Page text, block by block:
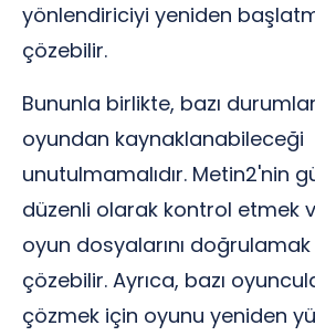
yönlendiriciyi yeniden
çözebilir.
Bununla birlikte, bazı
oyundan kaynaklanabileceği
unutulmamalıdır. Metin2'nin
düzenli olarak kontrol etmek
oyun dosyalarını
çözebilir. Ayrıca, bazı
çözmek için oyunu yeniden